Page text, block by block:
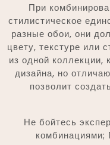
При
стилистическое
разные обои, они
цвету, текстуре или
из одной
дизайна, но
позволит
Не бойтесь
комбинациями;